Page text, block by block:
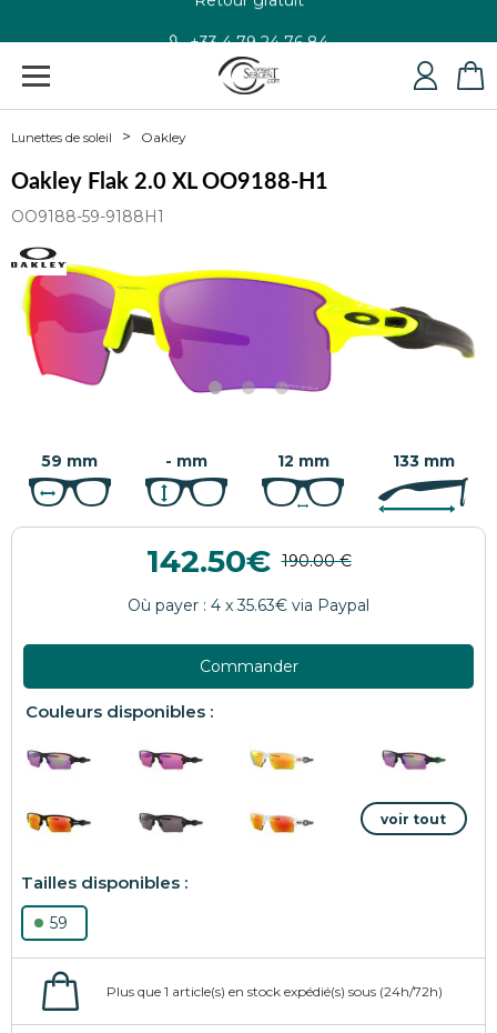
+33 4 79 24 76 84
Lunettes de soleil Oakley
Oakley Flak 2.0 XL OO9188-H1
OO9188-59-9188H1
59 mm - mm 12 mm 133 mm
142.50
Commander
59